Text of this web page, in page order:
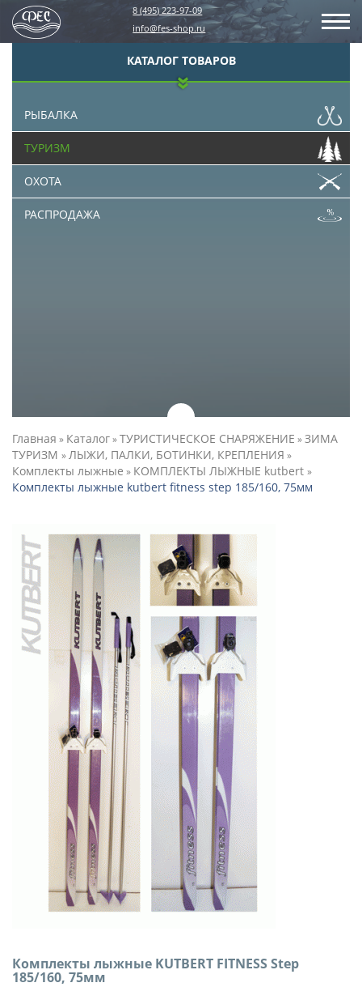
8 (495) 223-97-09
info@fes-shop.ru
КАТАЛОГ ТОВАРОВ
РЫБАЛКА
ТУРИЗМ
ОХОТА
РАСПРОДАЖА
Главная » Каталог»ТУРИСТИЧЕСКОЕ СНАРЯЖЕНИЕ »ЗИМА
ТУРИЗМ »ЛЫЖИ, ПАЛКИ, БОТИНКИ, КРЕПЛЕНИЯ »
Комплекты лыжные » КОМПЛЕКТЫ ЛЫЖНЫЕ kutbert »
Комплекты лыжные kutbert fitness step 185/160, 75мм
Комплекты лыжные KUTBERT FITNESS Step
185/160, 75мм